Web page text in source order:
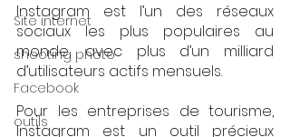
Site internet
shooting photo
Facebook
outils
Instagram est l’un des réseaux
sociaux les plus populaires au
monde, avec plus d’un milliard
d’utilisateurs actifs mensuels.
Pour les entreprises de tourisme,
Instagram est un outil précieux